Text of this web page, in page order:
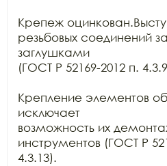
Крепеж
резьбовых соединений
заглушками
(ГОСТ Р 52169-2012 п.
Крепление элементов
исключает
возможность их
инструментов (ГОСТ Р
4.3.13).